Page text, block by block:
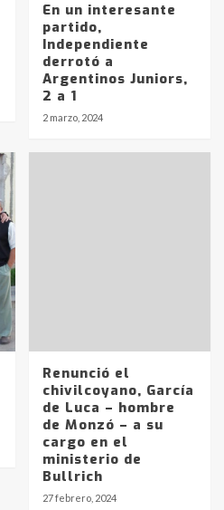
En un interesante
partido,
Independiente
derrotó a
Argentinos Juniors,
2 a 1
2 marzo, 2024
Renunció el
chivilcoyano, García
de Luca – hombre
de Monzó – a su
cargo en el
ministerio de
Bullrich
27 febrero, 2024
los adolescentes
que fueron
del fatal accidente
del lunes